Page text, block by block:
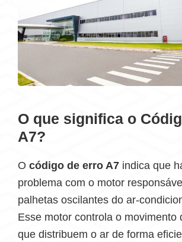
O que significa o
A7?
O código de erro A7 indica que
problema com o motor
palhetas oscilantes do ar-
Esse motor controla o movimento
que distribuem o ar de forma